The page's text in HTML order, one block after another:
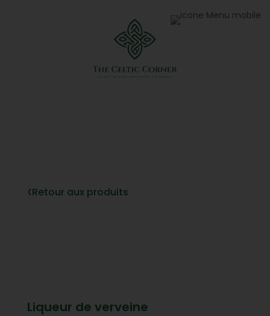
‹Retour aux produits
Liqueur de verveine